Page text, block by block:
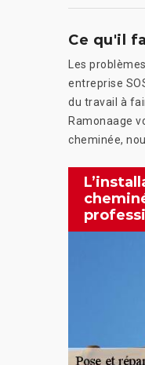
Ce qu'il
Les
entreprise
du travail à
Ramonaage
cheminée,